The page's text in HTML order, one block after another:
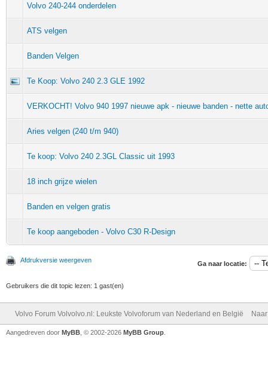
Volvo 240-244 onderdelen
ATS velgen
Banden Velgen
Te Koop: Volvo 240 2.3 GLE 1992
VERKOCHT! Volvo 940 1997 nieuwe apk - nieuwe banden - nette
Aries velgen (240 t/m 940)
Te koop: Volvo 240 2.3GL Classic uit 1993
18 inch grijze wielen
Banden en velgen gratis
Te koop aangeboden - Volvo C30 R-Design
Afdrukversie weergeven Ga naar locatie:
Gebruikers die dit topic lezen: 1 gast(en)
Volvo Forum Volvolvo.nl: Leukste Volvoforum van Nederland en België
Aangedreven door MyBB , © 2002-2026 MyBB Group